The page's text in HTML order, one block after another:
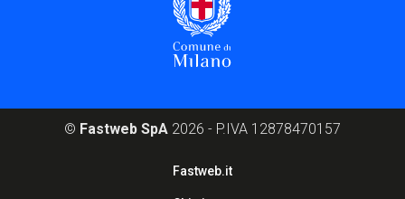
© Fastweb SpA 2026 - P.IVA 12878470157
Fastweb.it